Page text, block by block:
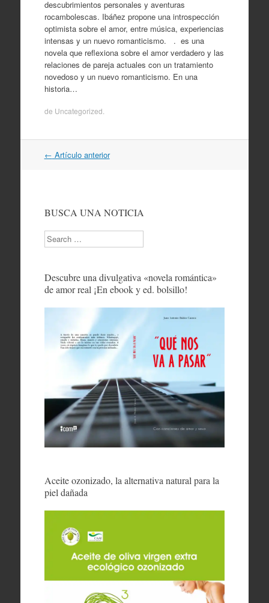
descubrimientos personales y aventuras
rocambolescas. Ibáñez propone una introspección
optimista sobre el amor, entre música, experiencias
intensas y un nuevo romanticismo. . es una
novela que reflexiona sobre el amor verdadero y las
relaciones de pareja actuales con un tratamiento
novedoso y un nuevo romanticismo. En una
historia…
de Uncategorized
Navegación
← Artículo anterior
BUSCA UNA NOTICIA
Search
Descubre una divulgativa «novela romántica»
de amor real ¡En ebook y ed. bolsillo!
Aceite ozonizado, la alternativa natural para la
piel dañada